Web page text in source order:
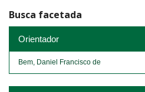
Busca facetada
Orientador
Bem, Daniel Francisco de